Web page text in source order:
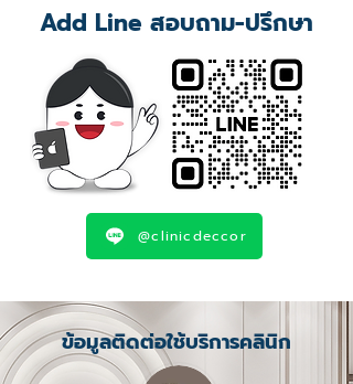
Add Line สอบถาม-ปรึกษา
@clinicdeccor
ข้อมูลติดต่อใช้บริการคลินิก